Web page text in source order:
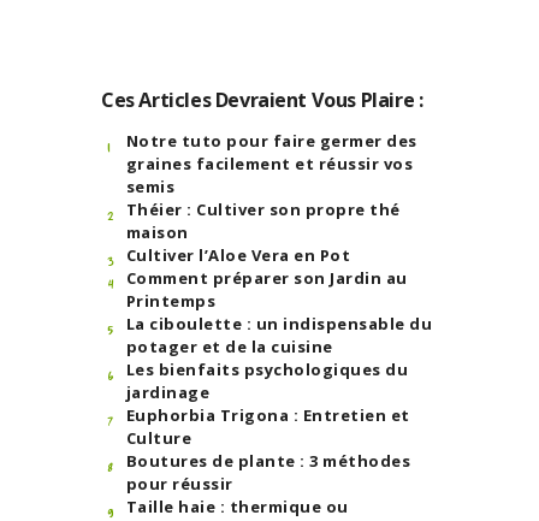
Ces Articles Devraient Vous Plaire :
Notre tuto pour faire germer des
graines facilement et réussir vos
semis
Théier : Cultiver son propre thé
maison
Cultiver l’Aloe Vera en Pot
Comment préparer son Jardin au
Printemps
La ciboulette : un indispensable du
potager et de la cuisine
Les bienfaits psychologiques du
jardinage
Euphorbia Trigona : Entretien et
Culture
Boutures de plante : 3 méthodes
pour réussir
Taille haie : thermique ou